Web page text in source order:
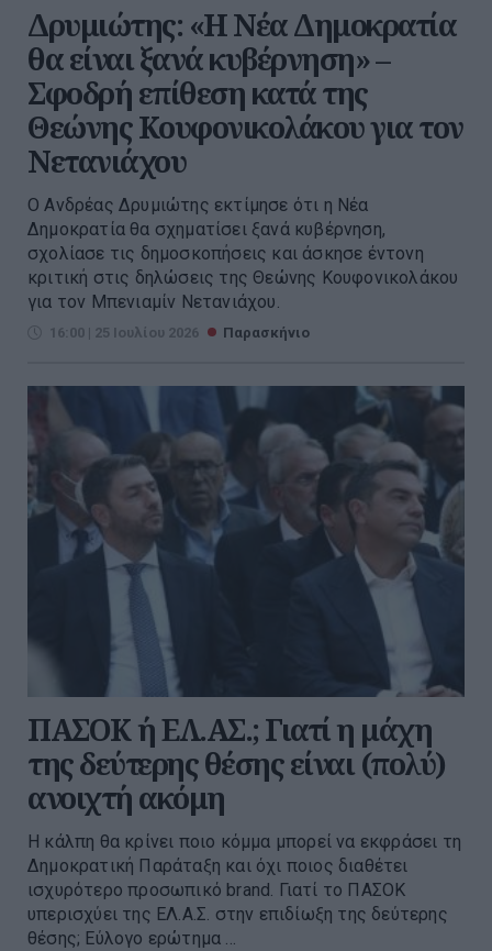
Δρυμιώτης: «Η Νέα Δημοκρατία
θα είναι ξανά κυβέρνηση» –
Σφοδρή επίθεση κατά της
Θεώνης Κουφονικολάκου για τον
Νετανιάχου
Ο Ανδρέας Δρυμιώτης εκτίμησε ότι η Νέα
Δημοκρατία θα σχηματίσει ξανά κυβέρνηση,
σχολίασε τις δημοσκοπήσεις και άσκησε έντονη
κριτική στις δηλώσεις της Θεώνης Κουφονικολάκου
για τον Μπενιαμίν Νετανιάχου.
16:00 | 25 Ιουλίου 2026 Παρασκήνιο
ΠΑΣΟΚ ή ΕΛ.ΑΣ.; Γιατί η μάχη
της δεύτερης θέσης είναι (πολύ)
ανοιχτή ακόμη
Η κάλπη θα κρίνει ποιο κόμμα μπορεί να εκφράσει τη
Δημοκρατική Παράταξη και όχι ποιος διαθέτει
ισχυρότερο προσωπικό brand. Γιατί το ΠΑΣΟΚ
υπερισχύει της ΕΛ.Α.Σ. στην επιδίωξη της δεύτερης
θέσης; Εύλογο ερώτημα ...